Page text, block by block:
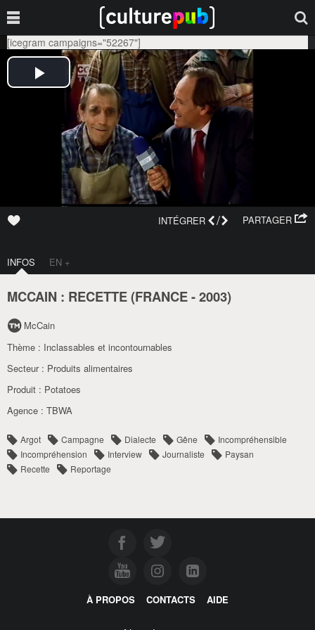
[icegram campaigns="52267"]
PARTAGER
INTÉGRER /
INFOS EN +
MCCAIN : RECETTE (FRANCE-2003)
McCain
Thème : Inclassables et incontournables
Secteur : Produits alimentaires
Produit : Potatoes
Agence : TBWA
Argot Campagne Dialecte Gêne
Incompréhensible
Incompréhension
Interview Journaliste
Paysan
Recette
Reportage
À PROPOS CONTACTS AIDE